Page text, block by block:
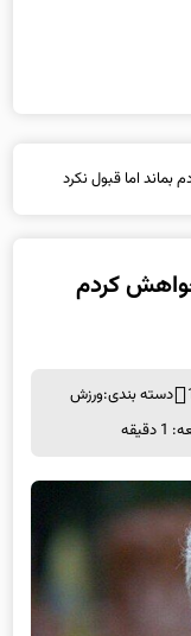
اما قبول نکرد
کردم
دسته بندی:ورزش